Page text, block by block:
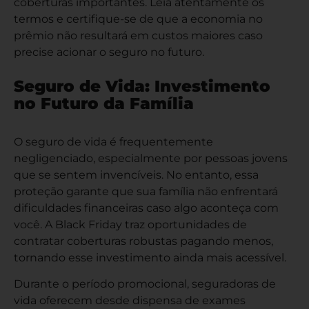
termos e certifique-se de que a economia no
prêmio não resultará em custos maiores caso
precise acionar o seguro no futuro.
Seguro de Vida: Investimento
no Futuro da Família
O seguro de vida é frequentemente
negligenciado, especialmente por pessoas jovens
que se sentem invencíveis. No entanto, essa
proteção garante que sua família não enfrentará
dificuldades financeiras caso algo aconteça com
você. A Black Friday traz oportunidades de
contratar coberturas robustas pagando menos,
tornando esse investimento ainda mais acessível.
Durante o período promocional, seguradoras de
vida oferecem desde dispensa de exames